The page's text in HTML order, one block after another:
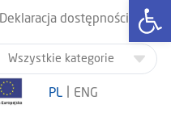
Deklaracja dostępności
PL ENG